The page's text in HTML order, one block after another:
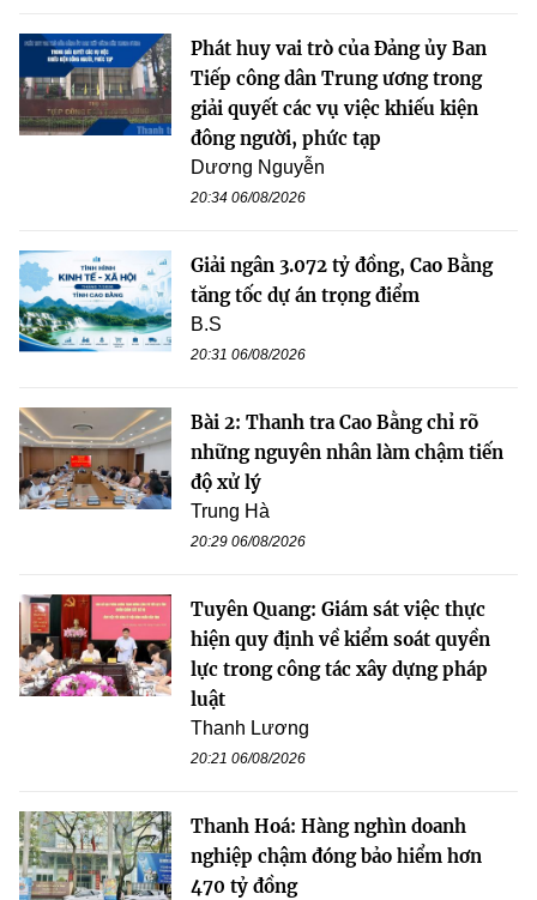
Phát huy vai trò của Đảng ủy Ban
Tiếp công dân Trung ương trong
giải quyết các vụ việc khiếu kiện
đông người, phức tạp
Dương Nguyễn
20:34 06/08/2026
Giải ngân 3.072 tỷ đồng, Cao Bằng
tăng tốc dự án trọng điểm
B.S
20:31 06/08/2026
Bài 2: Thanh tra Cao Bằng chỉ rõ
những nguyên nhân làm chậm tiến
độ xử lý
Trung Hà
20:29 06/08/2026
Tuyên Quang: Giám sát việc thực
hiện quy định về kiểm soát quyền
lực trong công tác xây dựng pháp
luật
Thanh Lương
20:21 06/08/2026
Thanh Hoá: Hàng nghìn doanh
nghiệp chậm đóng bảo hiểm hơn
470 tỷ đồng